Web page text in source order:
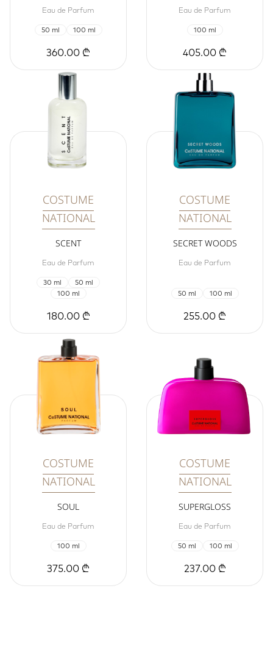
Eau de Parfum
50 ml 100 ml
360.00 ₾
Eau de Parfum
100 ml
405.00 ₾
COSTUME
NATIONAL
SCENT
Eau de Parfum
30 ml
50 ml
100 ml
180.00 ₾
COSTUME
NATIONAL
SECRET WOODS
Eau de Parfum
50 ml 100 ml
255.00 ₾
COSTUME
NATIONAL
SOUL
Eau de Parfum
100 ml
375.00 ₾
COSTUME
NATIONAL
SUPERGLOSS
Eau de Parfum
50 ml 100 ml
237.00 ₾